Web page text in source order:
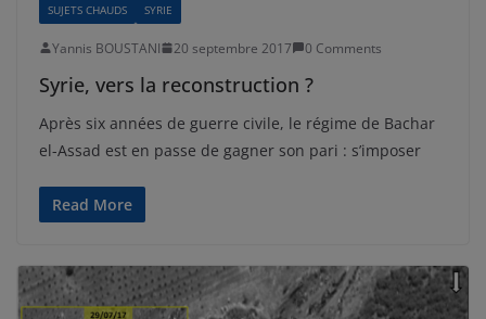
SUJETS CHAUDS
SYRIE
Yannis BOUSTANI 20 septembre 2017 0 Comments
Syrie, vers la reconstruction ?
Après six années de guerre civile, le régime de Bachar
el-Assad est en passe de gagner son pari : s’imposer
Read More